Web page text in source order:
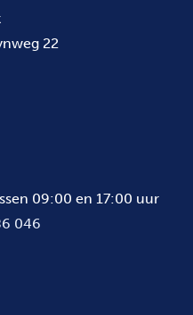
22
09:00 en 17:00 uur
046